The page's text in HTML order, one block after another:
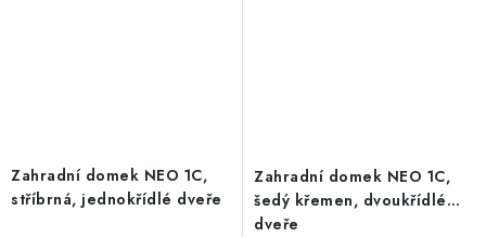
Zahradní domek NEO 1C,
stříbrná, jednokřídlé dveře
Zahradní domek NEO 1C,
šedý křemen, dvoukřídlé
dveře